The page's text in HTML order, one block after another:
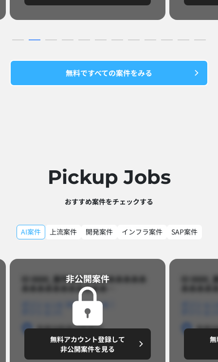
無料ですべての案件をみる
Pickup Jobs​
おすすめ案件をチェックする
AI案件 上流案件 開発案件 インフラ案件 SAP案件
ID 8888_案件名あああああああああ
あああああああああああ…​
ポジションB
勤務地勤務地勤務地
～8,888,8888円/月
非公開案件​
無料アカウント登録して
非公開案件を見る
ID
勤務地